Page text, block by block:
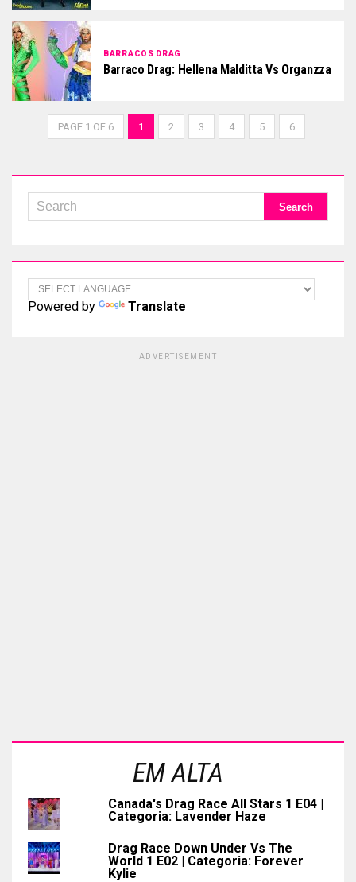
BARRACOS DRAG
Barraco Drag: Hellena Malditta Vs Organzza
PAGE 1 OF 6 1 2 3 4 5 6
Powered by Translate
ADVERTISEMENT
EM ALTA
Canada's Drag Race All Stars 1 E04 |
Categoria: Lavender Haze
Drag Race Down Under Vs The
World 1 E02 | Categoria: Forever
Kylie